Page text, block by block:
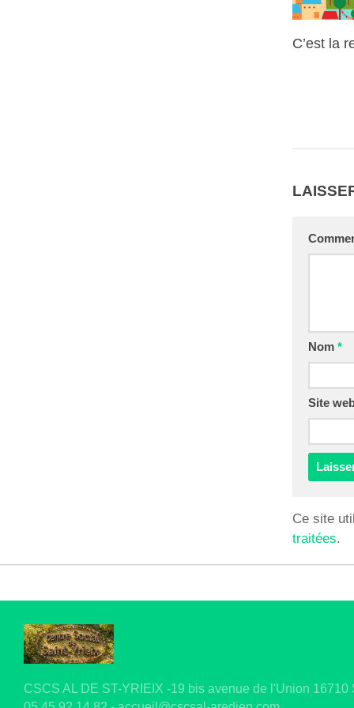
C’est la
Nom *
Site
Ce site
traitées.
CSCS AL DE ST-YRIEIX -19 bis avenue de l'Union 16710